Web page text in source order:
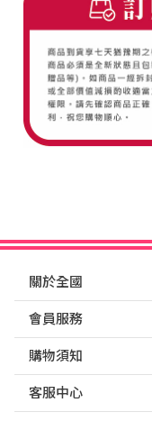
關於全國
會員服務
購物須知
客服中心